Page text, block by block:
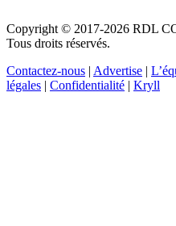
Copyright © 2017-2026 RDL
Tous droits réservés.
Contactez-nous | Advertise |
légales | Confidentialité | Kryll